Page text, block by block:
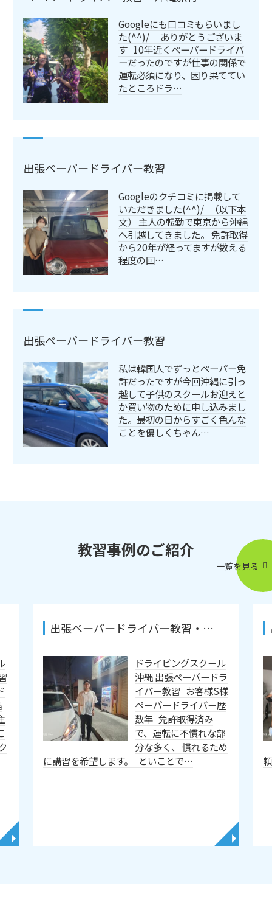
Googleにも口コミもらいまし
た(^^)/ ありがとうございま
す 10年近くペーパードライバ
ーだったのですが仕事の関係で
運転必須になり、困り果ててい
たところドラ…
出張ペーパードライバー教習
Googleのクチコミに掲載して
いただきました(^^)/ （以下本
文） 主人の転勤で東京から沖縄
へ引越してきました。 免許取得
から20年が経ってますが数える
程度の回…
出張ペーパードライバー教習
私は韓国人でずっとペーパー免
許だったですが今回沖縄に引っ
越して子供のスクールお迎えと
か買い物のために申し込みまし
た。最初の日からすごく色んな
ことを優しくちゃん…
教習事例のご紹介
一覧を見る
◥
出張ペーパードライバー教習・…
ドライビングスクール
沖縄 出張ペーパードラ
イバー教習 お客様S様
ペーパードライバー歴
数年 免許取得済み
で、運転に不慣れな部
分な多く、 慣れるため
に講習を希望します。 といことで…
◥